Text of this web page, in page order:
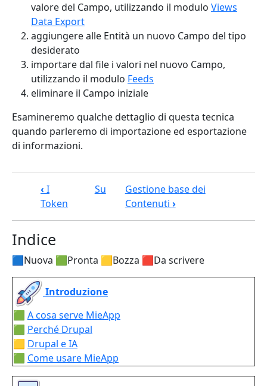
Indice
🟦Nuova 🟩Pronta 🟨Bozza 🟥Da scrivere
Introduzione
🟩 A cosa serve MieApp
🟩 Perché Drupal
🟨 Drupal e IA
🟩 Come usare MieApp
valore del Campo, utilizzando il modulo Views
Data Export
aggiungere alle Entità un nuovo Campo del tipo
desiderato
importare dal file i valori nel nuovo Campo,
utilizzando il modulo Feeds
eliminare il Campo iniziale
Esamineremo qualche dettaglio di questa tecnica
quando parleremo di importazione ed esportazione
di informazioni.
Link di attraversamento del book
‹ I
Token
Su
Gestione base dei
Contenuti ›